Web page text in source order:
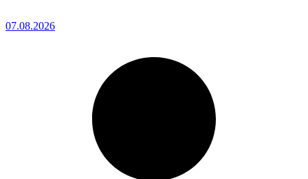
07.08.2026